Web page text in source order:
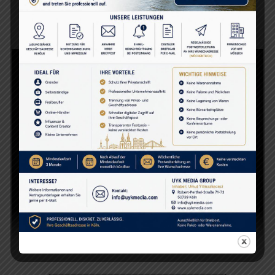
https://www.avrupahaberler.com/
Mein neues Buch „Bir Bavul Bir Umut“ (Ein Koffer,
Eine Hoffnung) ist jetzt erhältlich!
Offizieller Shop:
https://shop.umutyilmazkececi.com/
Bei Amazon : https://amzn.eu/d/eylyOIe
#şömine #fireplace #kaminfeuer #huzur #relaxing
#entspannung #ateş #relaxingsounds #ambience
#gemütlich #sleep #study #wintervibes #cozy #4K
İLGILI KONULAR:
ENTSPANNEND (4K) IZLE
ENTSPANNEND (4K) VIDEOLARI
RELAXING
ŞÖMINE ATEŞI | FIREPLACE AMBIENCE | KAMINFEUER –
RAHATLATICI
SONRAKI YAZI
KAÇIRMAYIN